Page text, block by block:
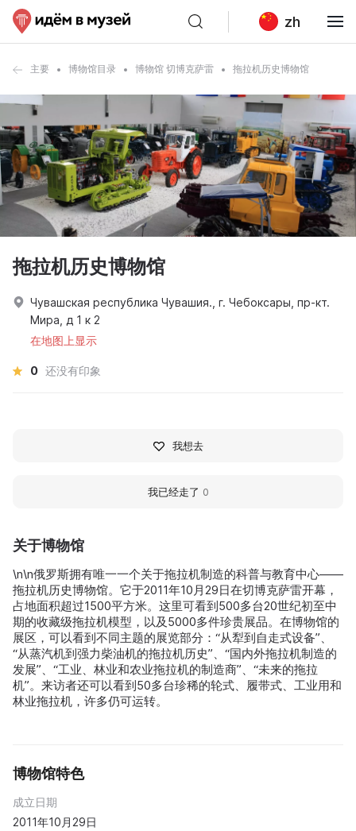
zh
主要 博物馆目录 博物馆 切博克萨雷 拖拉机历史博物馆
关于博物馆
\n\n俄罗斯拥有唯一一个关于拖拉机制造的科普与教育中心——
拖拉机历史博物馆。它于2011年10月29日在切博克萨雷开幕，
占地面积超过1500平方米。这里可看到500多台20世纪初至中
期的收藏级拖拉机模型，以及5000多件珍贵展品。在博物馆的
展区，可以看到不同主题的展览部分：“从犁到自走式设备”、
“从蒸汽机到强力柴油机的拖拉机历史”、“国内外拖拉机制造的
发展”、“工业、林业和农业拖拉机的制造商”、“未来的拖拉
机”。来访者还可以看到50多台珍稀的轮式、履带式、工业用和
林业拖拉机，许多仍可运转。
博物馆特色
成立日期
2011年10月29日
拖拉机历史博物馆
Чувашская республика Чувашия., г. Чебоксары, пр-кт.
Мира, д 1 к 2
在地图上显示
0 还没有印象
我想去
我已经走了 0